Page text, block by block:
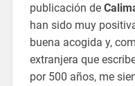
publicación de
han sido muy
buena acogida y,
extranjera que
por 500 años, me